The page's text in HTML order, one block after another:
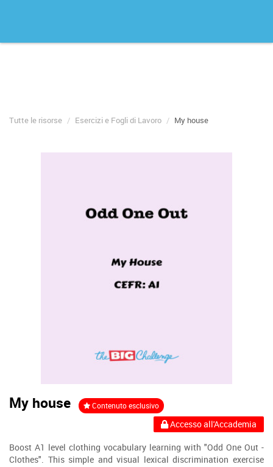
Tutte le risorse Esercizi e Fogli di Lavoro My house
My house Contenuto esclusivo
Accesso all'Accademia
Boost A1 level clothing vocabulary learning with "Odd One Out -
Clothes". This simple and visual lexical discrimination exercise